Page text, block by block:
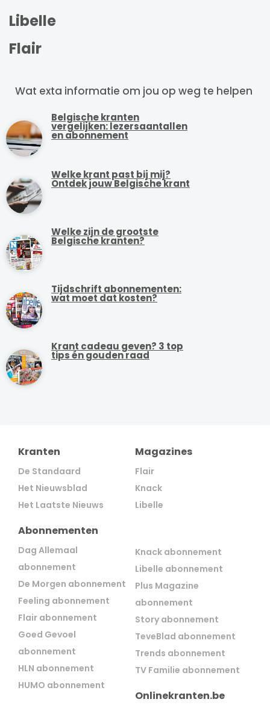
Libelle
Flair
Wat exta informatie om jou op weg te helpen
Belgische kranten
vergelijken: lezersaantallen
en abonnement
Welke krant past bij mij?
Ontdek jouw Belgische krant
Welke zijn de grootste
Belgische kranten?
Tijdschrift abonnementen:
wat moet dat kosten?
Krant cadeau geven? 3 top
tips én gouden raad
Kranten
De Standaard
Het Nieuwsblad
Het Laatste Nieuws
Magazines
Flair
Knack
Libelle
Abonnementen
Dag Allemaal
abonnement
De Morgen abonnement
Feeling abonnement
Flair abonnement
Goed Gevoel
abonnement
HLN abonnement
HUMO abonnement
Knack abonnement
Libelle abonnement
Plus Magazine
abonnement
Story abonnement
TeveBlad abonnement
Trends abonnement
TV Familie abonnement
Onlinekranten.be